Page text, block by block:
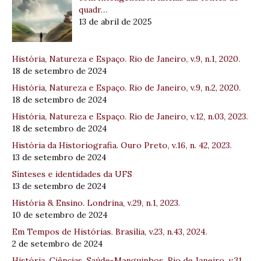
quadr…
13 de abril de 2025
História, Natureza e Espaço. Rio de Janeiro, v.9, n.1, 2020.
18 de setembro de 2024
História, Natureza e Espaço. Rio de Janeiro, v.9, n.2, 2020.
18 de setembro de 2024
História, Natureza e Espaço. Rio de Janeiro, v.12, n.03, 2023.
18 de setembro de 2024
História da Historiografia. Ouro Preto, v.16, n. 42, 2023.
13 de setembro de 2024
Sínteses e identidades da UFS
13 de setembro de 2024
História & Ensino. Londrina, v.29, n.1, 2023.
10 de setembro de 2024
Em Tempos de Histórias. Brasília, v.23, n.43, 2024.
2 de setembro de 2024